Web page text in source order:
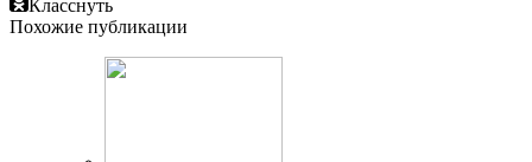
Класснуть
Похожие публикации